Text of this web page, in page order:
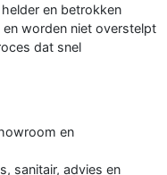
en betrokken
en worden niet overstelpt
dat snel
en
sanitair, advies en